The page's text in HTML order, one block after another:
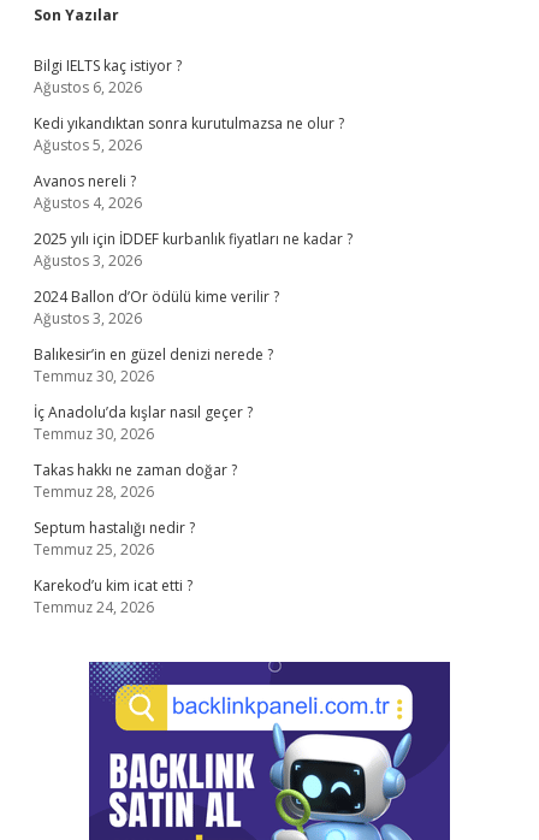
Sidebar
Son Yazılar
Bilgi IELTS kaç istiyor ?
Ağustos 6, 2026
Kedi yıkandıktan sonra kurutulmazsa ne olur ?
Ağustos 5, 2026
Avanos nereli ?
Ağustos 4, 2026
2025 yılı için İDDEF kurbanlık fiyatları ne kadar ?
Ağustos 3, 2026
2024 Ballon d’Or ödülü kime verilir ?
Ağustos 3, 2026
Balıkesir’in en güzel denizi nerede ?
Temmuz 30, 2026
İç Anadolu’da kışlar nasıl geçer ?
Temmuz 30, 2026
Takas hakkı ne zaman doğar ?
Temmuz 28, 2026
Septum hastalığı nedir ?
Temmuz 25, 2026
Karekod’u kim icat etti ?
Temmuz 24, 2026